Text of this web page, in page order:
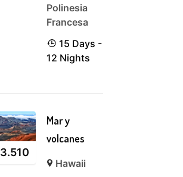
Polinesia
Francesa
15 Days -
12 Nights
3.510
Mar y
volcanes
Hawaii